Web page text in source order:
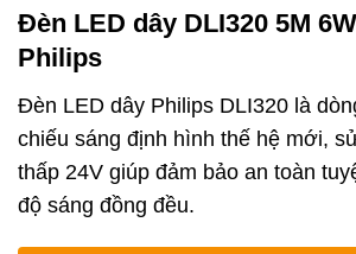
Đèn LED dây DLI320 5M
Philips
Đèn LED dây Philips DLI320 là
chiếu sáng định hình thế hệ mới,
thấp 24V giúp đảm bảo an toàn
độ sáng đồng đều.